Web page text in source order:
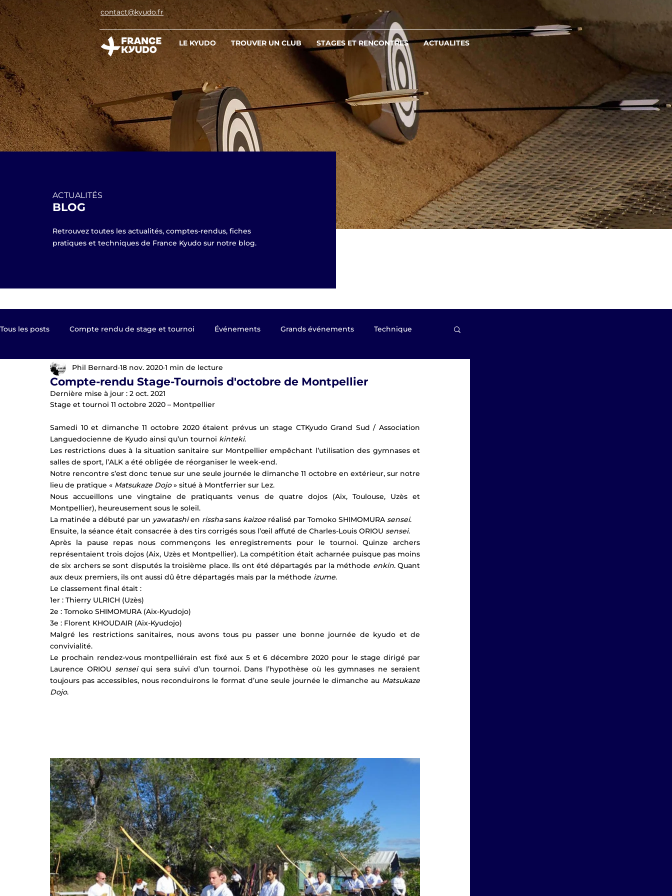
contact@kyudo.fr
LE KYUDO TROUVER UN CLUB STAGES ET RENCONTRES ACTUALITES
ACTUALITÉS
BLOG
Retrouvez toutes les actualités, comptes-rendus, fiches
pratiques et techniques de France Kyudo sur notre blog.
Tous les posts Compte rendu de stage et tournoi Événements Grands événements Technique
Kyudo TV Les clubs de France Kyudo Revue de Presse
Equipe de France EKF Publier 2023 shinsa passages de grade
EKF Bourges 2021
Compte-rendu Stage-Tournois d'octobre de Montpellier
Phil Bernard 18 nov. 2020 1 min de lecture
Dernière mise à jour : 2 oct. 2021
Stage et tournoi 11 octobre 2020 – Montpellier
Samedi 10 et dimanche 11 octobre 2020 étaient prévus un stage CTKyudo Grand Sud / Association
Languedocienne de Kyudo ainsi qu’un tournoi kinteki.
Les restrictions dues à la situation sanitaire sur Montpellier empêchant l’utilisation des gymnases et
salles de sport, l’ALK a été obligée de réorganiser le week-end.
Notre rencontre s’est donc tenue sur une seule journée le dimanche 11 octobre en extérieur, sur notre
lieu de pratique « Matsukaze Dojo » situé à Montferrier sur Lez.
Nous accueillons une vingtaine de pratiquants venus de quatre dojos (Aix, Toulouse, Uzès et
Montpellier), heureusement sous le soleil.
La matinée a débuté par un yawatashi en rissha sans kaizoe réalisé par Tomoko SHIMOMURA sensei.
Ensuite, la séance était consacrée à des tirs corrigés sous l’œil affuté de Charles-Louis ORIOU sensei.
Après la pause repas nous commençons les enregistrements pour le tournoi. Quinze archers
représentaient trois dojos (Aix, Uzès et Montpellier). La compétition était acharnée puisque pas moins
de six archers se sont disputés la troisième place. Ils ont été départagés par la méthode enkin. Quant
aux deux premiers, ils ont aussi dû être départagés mais par la méthode izume.
Le classement final était :
1er : Thierry ULRICH (Uzès)
2e : Tomoko SHIMOMURA (Aix-Kyudojo)
3e : Florent KHOUDAIR (Aix-Kyudojo)
Malgré les restrictions sanitaires, nous avons tous pu passer une bonne journée de kyudo et de
convivialité.
Le prochain rendez-vous montpelliérain est fixé aux 5 et 6 décembre 2020 pour le stage dirigé par
Laurence ORIOU sensei qui sera suivi d’un tournoi. Dans l’hypothèse où les gymnases ne seraient
toujours pas accessibles, nous reconduirons le format d’une seule journée le dimanche au Matsukaze
Dojo.